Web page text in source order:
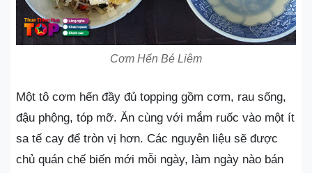
Cơm Hến Bé Liêm
Một tô cơm hến đầy đủ topping gồm cơm, rau sống,
đậu phộng, tóp mỡ. Ăn cùng với mắm ruốc vào một ít
sa tế cay để tròn vị hơn. Các nguyên liệu sẽ được
chủ quán chế biến mới mỗi ngày, làm ngày nào bán